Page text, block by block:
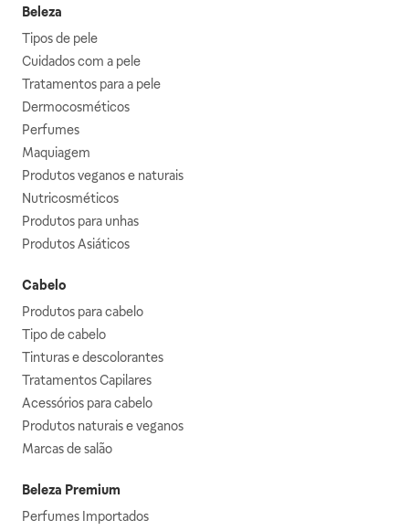
Beleza
Tipos de pele
Cuidados com a pele
Tratamentos para a pele
Dermocosméticos
Perfumes
Maquiagem
Produtos veganos e naturais
Nutricosméticos
Produtos para unhas
Produtos Asiáticos
Cabelo
Produtos para cabelo
Tipo de cabelo
Tinturas e descolorantes
Tratamentos Capilares
Acessórios para cabelo
Produtos naturais e veganos
Marcas de salão
Beleza Premium
Perfumes Importados